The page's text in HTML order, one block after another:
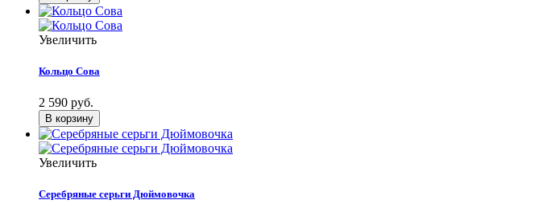
Увеличить
Кольцо Сова
2 590 руб.
Увеличить
Серебряные серьги Дюймовочка